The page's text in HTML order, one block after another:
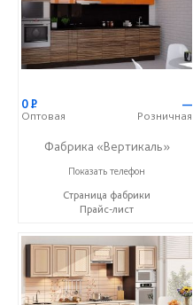
0Р
Оптовая
—
Розничная
Фабрика «Вертикаль»
+7 (927) 38-059-88
Показать телефон
Страница фабрики
Прайс-лист